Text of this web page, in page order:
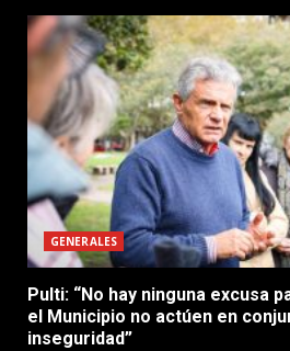
GENERALES
Pulti: “No hay ninguna excusa
el Municipio no actúen en
inseguridad”